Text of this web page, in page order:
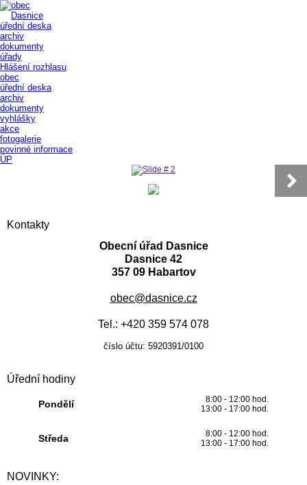
úřední deska
archiv
dokumenty
úřady
Hlášení rozhlasu
obec
úřední deska
archiv
dokumenty
vyhlášky
akce
fotogalerie
povinné informace
ÚP
Kontakty
Obecní úřad Dasnice
Dasnice 42
357 09 Habartov
obec@dasnice.cz
Tel.: +420 359 574 078
číslo účtu: 5920391/0100
Úřední hodiny
Pondělí
8:00 - 12:00 hod.
13:00 - 17:00 hod.
Středa
8:00 - 12:00 hod.
13:00 - 17:00 hod.
NOVINKY: